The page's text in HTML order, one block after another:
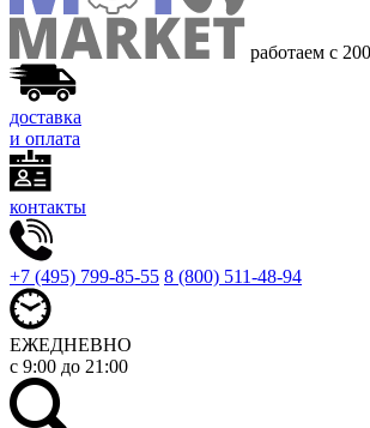
работаем с
доставка
и оплата
контакты
+7 (495) 799-85-55 8 (800) 511-48-94
ЕЖЕДНЕВНО
с 9:00 до 21:00